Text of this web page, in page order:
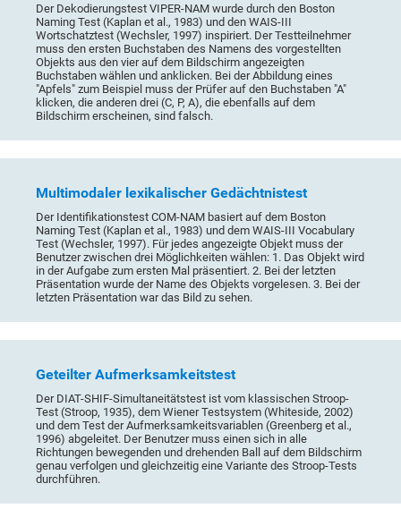
Der Dekodierungstest VIPER-NAM wurde durch den Boston
Naming Test (Kaplan et al., 1983) und den WAIS-III
Wortschatztest (Wechsler, 1997) inspiriert. Der Testteilnehmer
muss den ersten Buchstaben des Namens des vorgestellten
Objekts aus den vier auf dem Bildschirm angezeigten
Buchstaben wählen und anklicken. Bei der Abbildung eines
"Apfels" zum Beispiel muss der Prüfer auf den Buchstaben "A"
klicken, die anderen drei (C, P, A), die ebenfalls auf dem
Bildschirm erscheinen, sind falsch.
Multimodaler lexikalischer Gedächtnistest
Der Identifikationstest COM-NAM basiert auf dem Boston
Naming Test (Kaplan et al., 1983) und dem WAIS-III Vocabulary
Test (Wechsler, 1997). Für jedes angezeigte Objekt muss der
Benutzer zwischen drei Möglichkeiten wählen: 1. Das Objekt wird
in der Aufgabe zum ersten Mal präsentiert. 2. Bei der letzten
Präsentation wurde der Name des Objekts vorgelesen. 3. Bei der
letzten Präsentation war das Bild zu sehen.
Geteilter Aufmerksamkeitstest
Der DIAT-SHIF-Simultaneitätstest ist vom klassischen Stroop-
Test (Stroop, 1935), dem Wiener Testsystem (Whiteside, 2002)
und dem Test der Aufmerksamkeitsvariablen (Greenberg et al.,
1996) abgeleitet. Der Benutzer muss einen sich in alle
Richtungen bewegenden und drehenden Ball auf dem Bildschirm
genau verfolgen und gleichzeitig eine Variante des Stroop-Tests
durchführen.